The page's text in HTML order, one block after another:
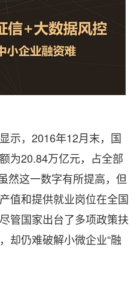
示，2016年12月末，国
为20.84万亿元，占全部
然这一数字有所提高，但
值和提供就业岗位在全国
管国家出台了多项政策扶
却仍难破解小微企业“融